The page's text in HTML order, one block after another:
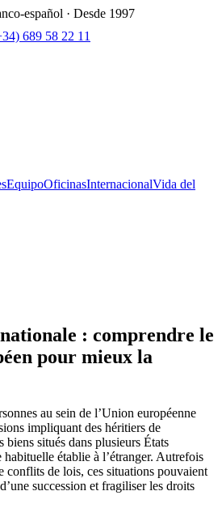
español · Desde 1997
689 58 22 11
EquipoOficinasInternacionalVida del
: comprendre le
pour mieux la
au sein de l’Union européenne
impliquant des héritiers de
biens situés dans plusieurs États
habituelle établie à l’étranger. Autrefois
conflits de lois, ces situations pouvaient
succession et fragiliser les droits